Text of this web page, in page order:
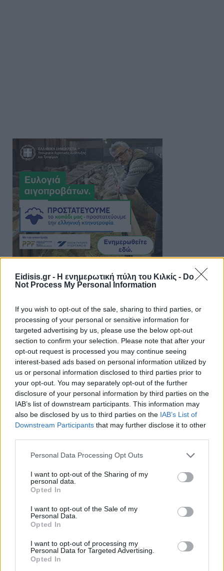
Eidisis.gr - Η ενημερωτική πύλη του Κιλκίς - Do
Not Process My Personal Information
If you wish to opt-out of the sale, sharing to third parties, or
processing of your personal or sensitive information for
targeted advertising by us, please use the below opt-out
section to confirm your selection. Please note that after your
opt-out request is processed you may continue seeing
interest-based ads based on personal information utilized by
us or personal information disclosed to third parties prior to
your opt-out. You may separately opt-out of the further
disclosure of your personal information by third parties on the
IAB’s list of downstream participants. This information may
also be disclosed by us to third parties on the IAB’s List of
Downstream Participants that may further disclose it to other
Personal Data Processing Opt Outs
I want to opt-out of the Sharing of my
personal data.
Opted In
I want to opt-out of the Sale of my
Personal Data.
Opted In
I want to opt-out of processing my
Personal Data for Targeted Advertising.
Opted In